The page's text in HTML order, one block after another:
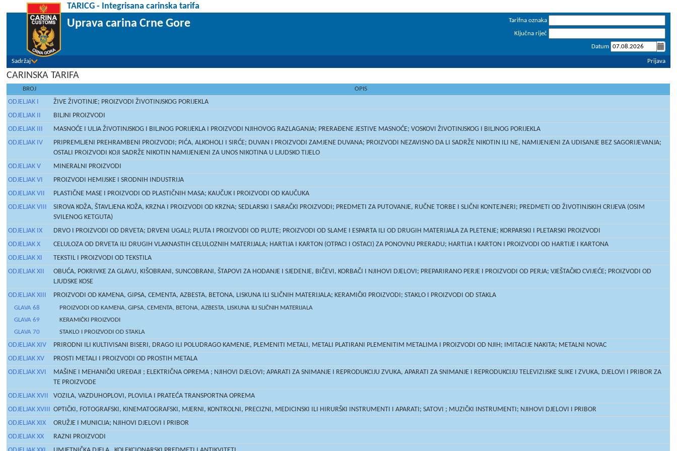
TARICG - Integrisana carinska tarifa
Uprava carina Crne Gore
Tarifna oznaka
Ključna riječ
Datum
Sadržaj Prijava
CARINSKA TARIFA
BROJ OPIS
ODJELJAK I
ŽIVE ŽIVOTINJE; PROIZVODI ŽIVOTINJSKOG PORIJEKLA
ODJELJAK II
BILJNI PROIZVODI
ODJELJAK III
MASNOĆE I ULJA ŽIVOTINJSKOG I BILJNOG PORIJEKLA I PROIZVODI NJIHOVOG RAZLAGANJA; PRERAĐENE JESTIVE MASNOĆE; VOSKOVI ŽIVOTINJSKOG I BILJNOG PORIJEKLA
ODJELJAK IV
PRIPREMLJENI PREHRAMBENI PROIZVODI; PIĆA, ALKOHOLI I SIRĆE; DUVAN I PROIZVODI ZAMJENE DUVANA; PROIZVODI NEZAVISNO DA LI SADRŽE NIKOTIN ILI NE, NAMIJENJENI ZA UDISANJE BEZ SAGORIJEVANJA;
OSTALI PROIZVODI KOJI SADRŽE NIKOTIN NAMIJENJENI ZA UNOS NIKOTINA U LJUDSKO TIJELO
ODJELJAK V
MINERALNI PROIZVODI
ODJELJAK VI
PROIZVODI HEMIJSKE I SRODNIH INDUSTRIJA
ODJELJAK VII
PLASTIČNE MASE I PROIZVODI OD PLASTIČNIH MASA; KAUČUK I PROIZVODI OD KAUČUKA
ODJELJAK VIII
SIROVA KOŽA, ŠTAVLJENA KOŽA, KRZNA I PROIZVODI OD KRZNA; SEDLARSKI I SARAČKI PROIZVODI; PREDMETI ZA PUTOVANJE, RUČNE TORBE I SLIČNI KONTEJNERI; PREDMETI OD ŽIVOTINJSKIH CRIJEVA (OSIM
SVILENOG KETGUTA)
ODJELJAK IX
DRVO I PROIZVODI OD DRVETA; DRVENI UGALJ; PLUTA I PROIZVODI OD PLUTE; PROIZVODI OD SLAME I ESPARTA ILI OD DRUGIH MATERIJALA ZA PLETENJE; KORPARSKI I PLETARSKI PROIZVODI
ODJELJAK X
CELULOZA OD DRVETA ILI DRUGIH VLAKNASTIH CELULOZNIH MATERIJALA; HARTIJA I KARTON (OTPACI I OSTACI) ZA PONOVNU PRERADU; HARTIJA I KARTON I PROIZVODI OD HARTIJE I KARTONA
ODJELJAK XI
TEKSTIL I PROIZVODI OD TEKSTILA
ODJELJAK XII
OBUĆA, POKRIVKE ZA GLAVU, KIŠOBRANI, SUNCOBRANI, ŠTAPOVI ZA HODANJE I SJEDENJE, BIČEVI, KORBAČI I NJIHOVI DJELOVI; PREPARIRANO PERJE I PROIZVODI OD PERJA; VJEŠTAČKO CVIJEĆE; PROIZVODI OD
LJUDSKE KOSE
ODJELJAK XIII
PROIZVODI OD KAMENA, GIPSA, CEMENTA, AZBESTA, BETONA, LISKUNA ILI SLIČNIH MATERIJALA; KERAMIČKI PROIZVODI; STAKLO I PROIZVODI OD STAKLA
GLAVA 68
PROIZVODI OD KAMENA, GIPSA, CEMENTA, BETONA, AZBESTA, LISKUNA ILI SLIČNIH MATERIJALA
GLAVA 69
KERAMIČKI PROIZVODI
GLAVA 70
STAKLO I PROIZVODI OD STAKLA
ODJELJAK XIV
PRIRODNI ILI KULTIVISANI BISERI, DRAGO ILI POLUDRAGO KAMENJE, PLEMENITI METALI, METALI PLATIRANI PLEMENITIM METALIMA I PROIZVODI OD NJIH; IMITACIJE NAKITA; METALNI NOVAC
ODJELJAK XV
PROSTI METALI I PROIZVODI OD PROSTIH METALA
ODJELJAK XVI
MAŠINE I MEHANIČKI UREĐAJI ; ELEKTRIČNA OPREMA ; NJIHOVI DJELOVI; APARATI ZA SNIMANJE I REPRODUKCIJU ZVUKA, APARATI ZA SNIMANJE I REPRODUKCIJU TELEVIZIJSKE SLIKE I ZVUKA, DJELOVI I PRIBOR ZA
TE PROIZVODE
ODJELJAK XVII
VOZILA, VAZDUHOPLOVI, PLOVILA I PRATEĆA TRANSPORTNA OPREMA
ODJELJAK XVIII OPTIČKI, FOTOGRAFSKI, KINEMATOGRAFSKI, MJERNI, KONTROLNI, PRECIZNI, MEDICINSKI ILI HIRURŠKI INSTRUMENTI I APARATI; SATOVI ; MUZIČKI INSTRUMENTI; NJIHOVI DJELOVI I PRIBOR
ODJELJAK XIX
ORUŽJE I MUNICIJA; NJIHOVI DJELOVI I PRIBOR
ODJELJAK XX
RAZNI PROIZVODI